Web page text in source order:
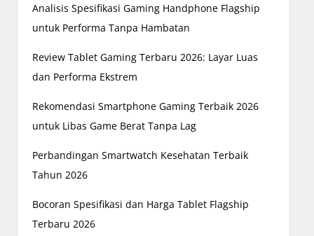
Analisis Spesifikasi Gaming Handphone Flagship
untuk Performa Tanpa Hambatan
Review Tablet Gaming Terbaru 2026: Layar Luas
dan Performa Ekstrem
Rekomendasi Smartphone Gaming Terbaik 2026
untuk Libas Game Berat Tanpa Lag
Perbandingan Smartwatch Kesehatan Terbaik
Tahun 2026
Bocoran Spesifikasi dan Harga Tablet Flagship
Terbaru 2026